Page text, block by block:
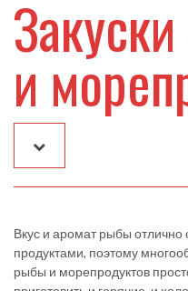
и
Вкус и аромат рыбы отлично
продуктами, поэтому
рыбы и морепродуктов